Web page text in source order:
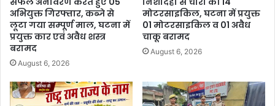
अभियुक्त गिरफ्तार, कब्जे से
लूटा गया सम्पूर्ण माल, घटना में
प्रयुक्त कार एवं अवैध शस्त्र
बरामद
August 6, 2026
मोटरसाइकिल, घटना में प्रयुक्त
01 मोटरसाइकिल व 01 अवैध
चाकू बरामद
August 6, 2026